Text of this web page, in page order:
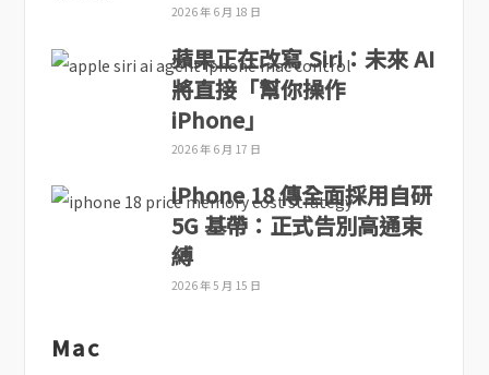
2026 年 6 月 18 日
蘋果正在改寫 Siri：未來 AI
將直接「幫你操作
iPhone」
2026 年 6 月 17 日
iPhone 18 傳全面採用自研
5G 基帶：正式告別高通束
縛
2026 年 5 月 15 日
Mac